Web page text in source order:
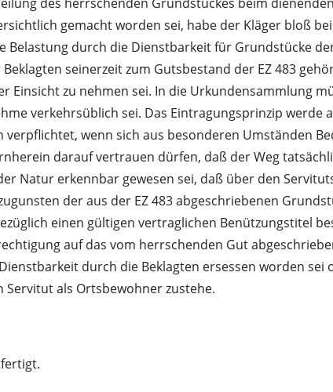
gemacht worden sei, habe der Kläger bloß
Belastung durch die Dienstbarkeit für Grundstücke
seinerzeit zum Gutsbestand der EZ 483
Einsicht zu nehmen sei. In die Urkundensammlung
verkehrsüblich sei. Das Eintragungsprinzip
verpflichtet, wenn sich aus besonderen Umständen
darauf vertrauen dürfen, daß der Weg
Natur erkennbar gewesen sei, daß über den
der aus der EZ 483 abgeschriebenen
einen gültigen vertraglichen Benützungstitel
auf das vom herrschenden Gut
durch die Beklagten ersessen worden
als Ortsbewohner zustehe.